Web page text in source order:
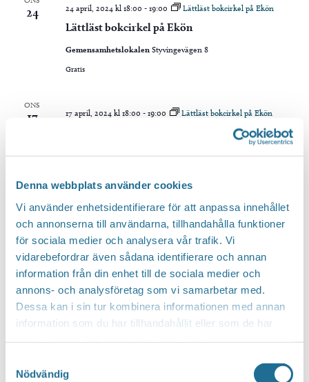
Denna webbplats använder cookies
Vi använder enhetsidentifierare för att anpassa innehållet
och annonserna till användarna, tillhandahålla funktioner
för sociala medier och analysera vår trafik. Vi
vidarebefordrar även sådana identifierare och annan
information från din enhet till de sociala medier och
annons- och analysföretag som vi samarbetar med.
Dessa kan i sin tur kombinera informationen med annan
information som du har tillhandahållit eller som de har
Nödvändig
24
Lättläst bokcirkel på Ekön
24 april, 2024 kl 18:00 - 19:00 Lättläst bokcirkel på Ekön
Gemensamhetslokalen Styvingevägen 8
Gratis
ONS
17 17 april, 2024 kl 18:00 - 19:00 Lättläst bokcirkel på Ekön
GemensamhetslokalenStyvingevägen 8
ONS
10
Lättläst bokcirkel på Ekön
10 april, 2024 kl 18:00 - Lättläst bokcirkel på Ekön
GemensamhetslokalenStyvingevägen 8
Gratis
mars 2024
ONS